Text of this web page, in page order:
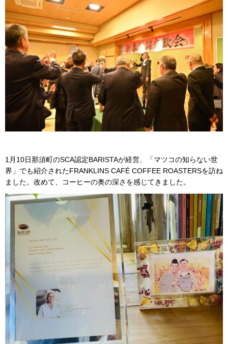
1月10日那須町のSCA認定BARISTAが経営、「マツコの知らない世
界」でも紹介されたFRANKLINS CAFÉ COFFEE ROASTERSを訪ね
ました。改めて、コーヒーの奥の深さを感じてきました。